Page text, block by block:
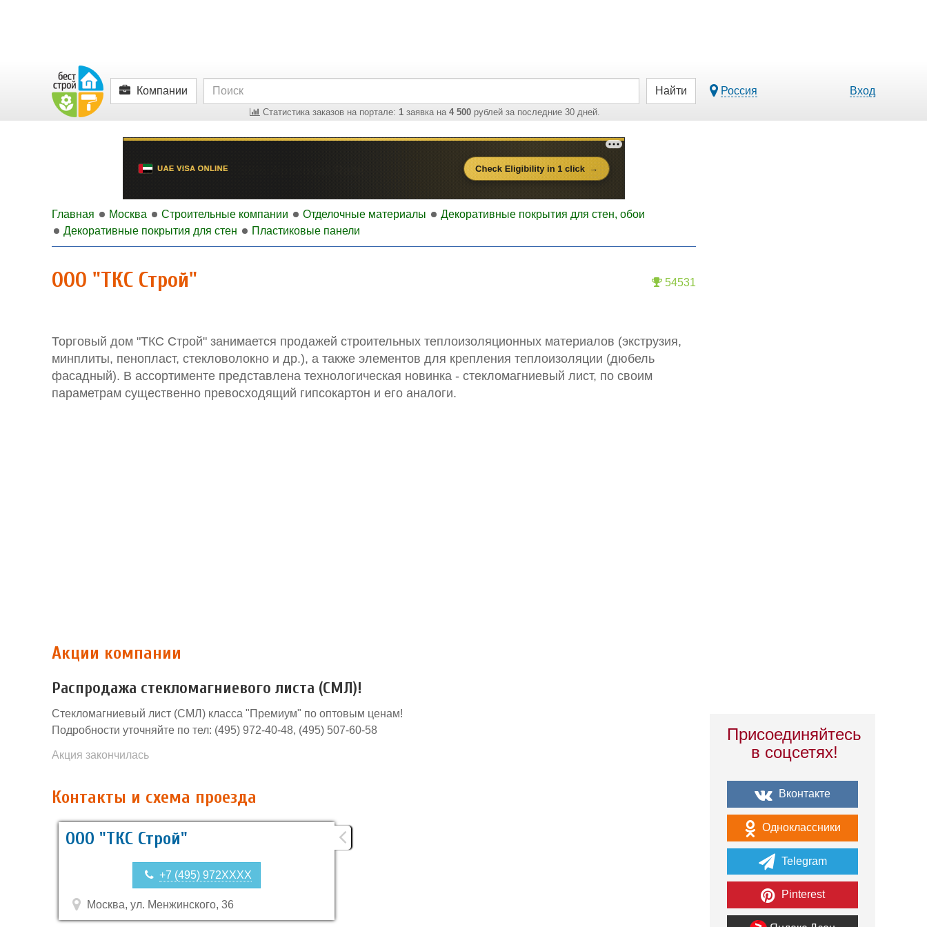
Компании
Статистика заказов на портале: 1 заявка на 4 500 рублей за последние 30 дней.
Найти Россия Вход
Главная Москва Строительные компании Отделочные материалы
Декоративные покрытия для стен, обои
Декоративные покрытия для стен
Пластиковые панели
54531
ООО "ТКС Строй"
Торговый дом "ТКС Строй" занимается продажей строительных теплоизоляционных материалов (экструзия,
минплиты, пенопласт, стекловолокно и др.), а также элементов для крепления теплоизоляции (дюбель
фасадный). В ассортименте представлена технологическая новинка - стекломагниевый лист, по своим
параметрам существенно превосходящий гипсокартон и его аналоги.
Акции компании
Распродажа стекломагниевого листа (СМЛ)!
Стекломагниевый лист (СМЛ) класса "Премиум" по оптовым ценам!
Подробности уточняйте по тел: (495) 972-40-48, (495) 507-60-58
Акция закончилась
Контакты и схема проезда
ООО "ТКС Строй"
+7 (495) 972XXXX
Москва, ул. Менжинского, 36
Присоединяйтесь
в соцсетях!
Вконтакте
Одноклассники
Telegram
Pinterest